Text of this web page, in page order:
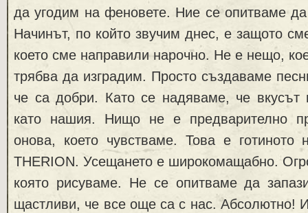
да угодим на феновете. Ние се опитваме
Начинът, по който звучим днес, е защото
което сме направили нарочно. Не е нещо,
трябва да изградим. Просто създаваме
че са добри. Като се надяваме, че вкусът
като нашия. Нищо не е предварително
онова, което чувстваме. Това е
THERION. Усещането е широкомащабно.
която рисуваме. Не се опитваме да
щастливи, че все още са с нас. Абсолютно!